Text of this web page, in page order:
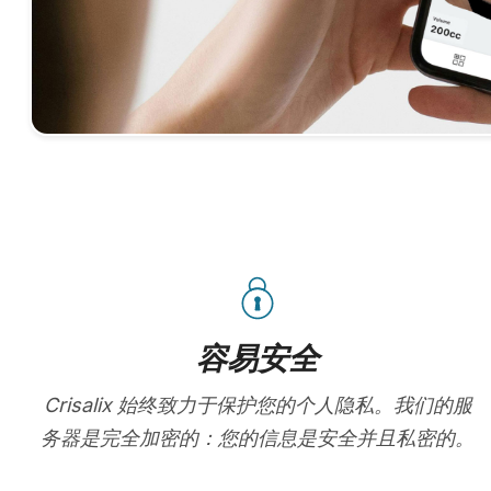
容易安全
Crisalix 始终致力于保护您的个人隐私。我们的服
务器是完全加密的：您的信息是安全并且私密的。